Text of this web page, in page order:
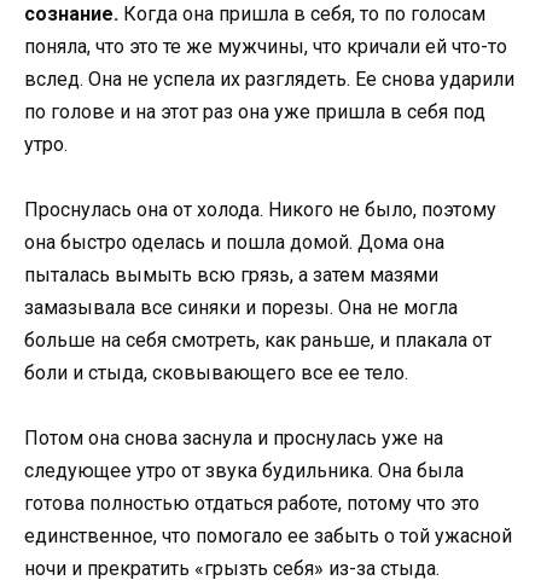
сознание. Когда она пришла в себя, то по голосам
поняла, что это те же мужчины, что кричали ей что-то
вслед. Она не успела их разглядеть. Ее снова ударили
по голове и на этот раз она уже пришла в себя под
утро.
Проснулась она от холода. Никого не было, поэтому
она быстро оделась и пошла домой. Дома она
пыталась вымыть всю грязь, а затем мазями
замазывала все синяки и порезы. Она не могла
больше на себя смотреть, как раньше, и плакала от
боли и стыда, сковывающего все ее тело.
Потом она снова заснула и проснулась уже на
следующее утро от звука будильника. Она была
готова полностью отдаться работе, потому что это
единственное, что помогало ее забыть о той ужасной
ночи и прекратить «грызть себя» из-за стыда.